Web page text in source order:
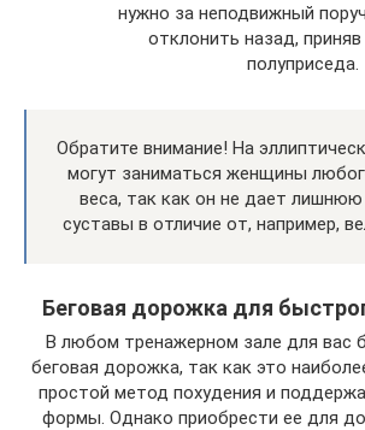
нужно за неподвижный
отклонить назад,
полуприседа.
Обратите внимание! На
могут заниматься женщины
веса, так как он не дает лишнюю
суставы в отличие от, например,
Беговая дорожка для
В любом тренажерном зале для вас
беговая дорожка, так как это
простой метод похудения и
формы. Однако приобрести ее для